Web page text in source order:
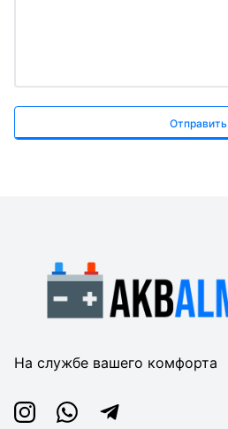
Отправить
На службе вашего комфорта
InstagramWhatsappTelegram